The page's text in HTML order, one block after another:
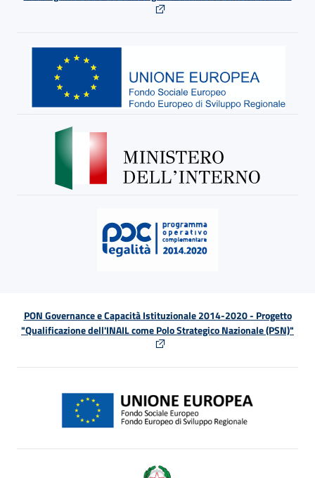
PON Governance e Capacità Istituzionale 2014-2020 - Progetto
"Qualificazione dell'INAIL come Polo Strategico Nazionale (PSN)"